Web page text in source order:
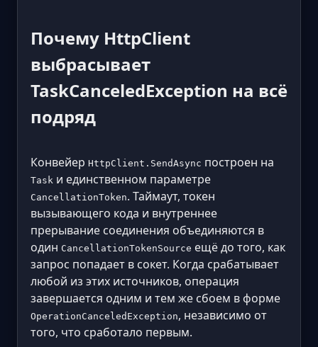
Почему HttpClient
выбрасывает
TaskCanceledException на всё
подряд
Конвейер HttpClient.SendAsync построен на
Task и единственном параметре
CancellationToken. Таймаут, токен
вызывающего кода и внутреннее
прерывание соединения объединяются в
один CancellationTokenSource ещё до того, как
запрос попадает в сокет. Когда срабатывает
любой из этих источников, операция
завершается одним и тем же сбоем в форме
OperationCanceledException, независимо от
того, что сработало первым.